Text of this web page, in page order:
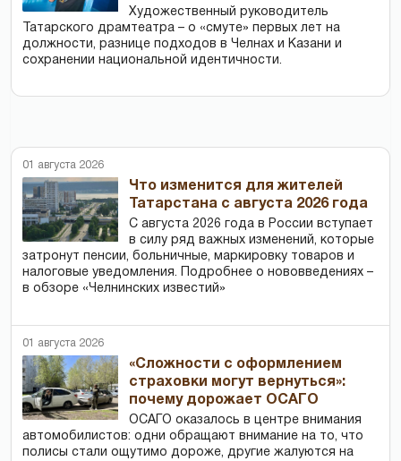
Художественный руководитель
Татарского драмтеатра – о «смуте» первых лет на
должности, разнице подходов в Челнах и Казани и
сохранении национальной идентичности.
01 августа 2026
Что изменится для жителей
Татарстана с августа 2026 года
С августа 2026 года в России вступает
в силу ряд важных изменений, которые
затронут пенсии, больничные, маркировку товаров и
налоговые уведомления. Подробнее о нововведениях –
в обзоре «Челнинских известий»
01 августа 2026
«Сложности с оформлением
страховки могут вернуться»:
почему дорожает ОСАГО
ОСАГО оказалось в центре внимания
автомобилистов: одни обращают внимание на то, что
полисы стали ощутимо дороже, другие жалуются на